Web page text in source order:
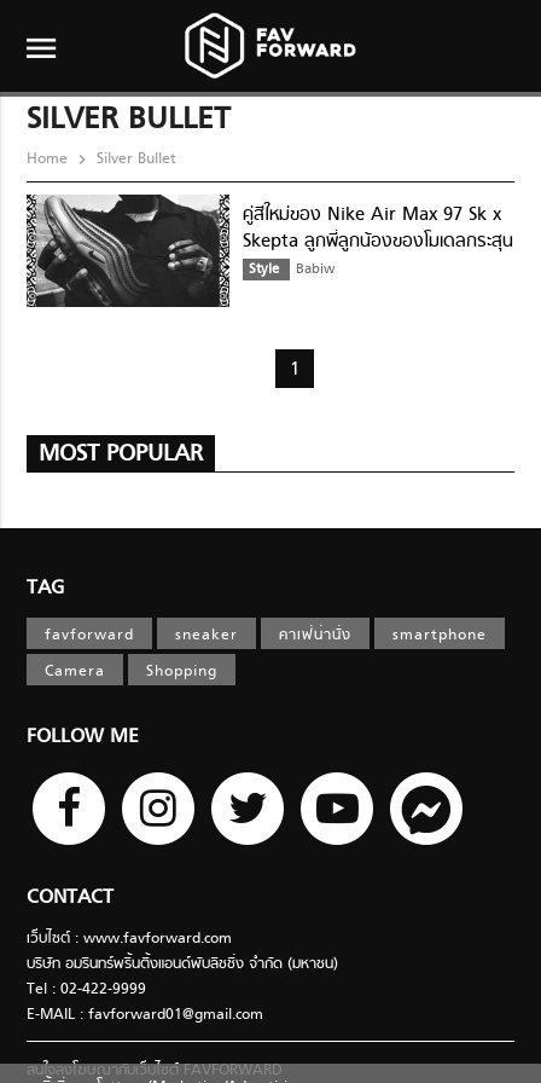
menu
SILVER BULLET
Home Silver Bullet
คู่สีใหม่ของ Nike Air Max 97 Sk x
Skepta ลูกพี่ลูกน้องของโมเดลกระสุน
เงิน
Style Babiw
1
MOST POPULAR
TAG
favforward sneaker คาเฟ่น่านั่ง
smartphone
Camera
Shopping
FOLLOW ME
CONTACT
เว็บไซต์ : www.favforward.com
บริษัท อมรินทร์พริ้นติ้งแอนด์พับลิชชิ่ง จำกัด (มหาชน)
Tel : 02-422-9999
E-MAIL :favforward01@gmail.com
สนใจลงโฆษณากับเว็บไซต์ FAVFORWARD